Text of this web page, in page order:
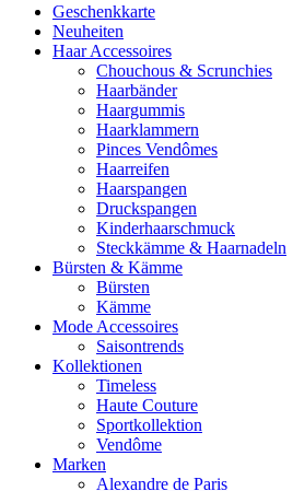
Geschenkkarte
Neuheiten
Haar Accessoires
Chouchous & Scrunchies
Haarbänder
Haargummis
Haarklammern
Pinces Vendômes
Haarreifen
Haarspangen
Druckspangen
Kinderhaarschmuck
Steckkämme & Haarnadeln
Bürsten & Kämme
Bürsten
Kämme
Mode Accessoires
Saisontrends
Kollektionen
Timeless
Haute Couture
Sportkollektion
Vendôme
Marken
Alexandre de Paris